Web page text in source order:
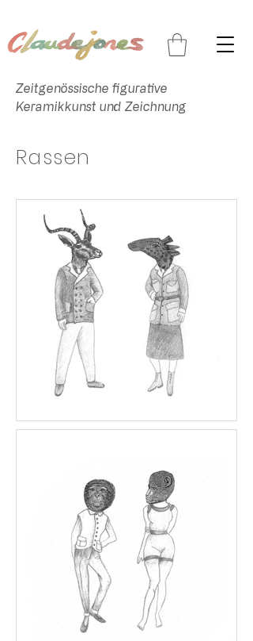
Zeitgenössische figurative
Keramikkunst und Zeichnung
Rassen